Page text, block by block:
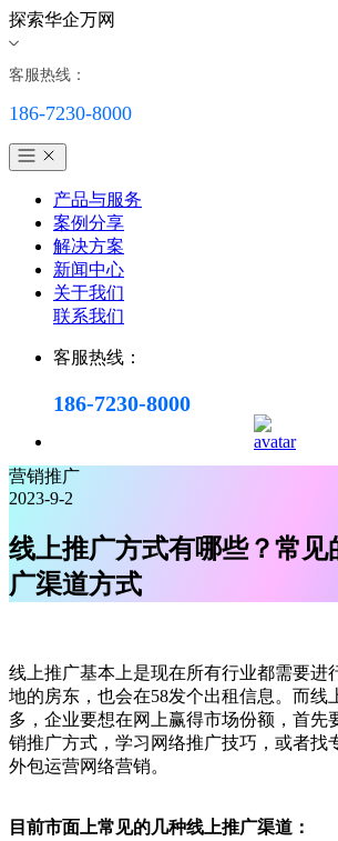
探索华企万网
客服热线：
186-7230-8000
产品与服务
案例分享
解决方案
新闻中心
关于我们
联系我们
客服热线：
186-7230-8000
营销推广
2023-9-2
线上推广方式有哪些？常见
广渠道方式
线上推广基本上是现在所有行业都需要进
地的房东，也会在58发个出租信息。而线
多，企业要想在网上赢得市场份额，首先
销推广方式，学习网络推广技巧，或者找
外包运营网络营销。
目前市面上常见的几种线上推广渠道：